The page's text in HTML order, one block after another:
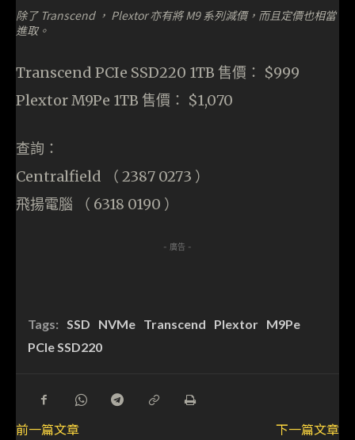
除了 Transcend ， Plextor 亦有將 M9 系列減價，而且定價也相當
進取。
Transcend PCIe SSD220 1TB 售價： $999
Plextor M9Pe 1TB 售價： $1,070
查詢：
Centralfield （ 2387 0273 ）
飛揚電腦 （ 6318 0190 ）
- 廣告 -
Tags: SSD NVMe Transcend Plextor M9Pe
PCIe SSD220
前一篇文章
下一篇文章